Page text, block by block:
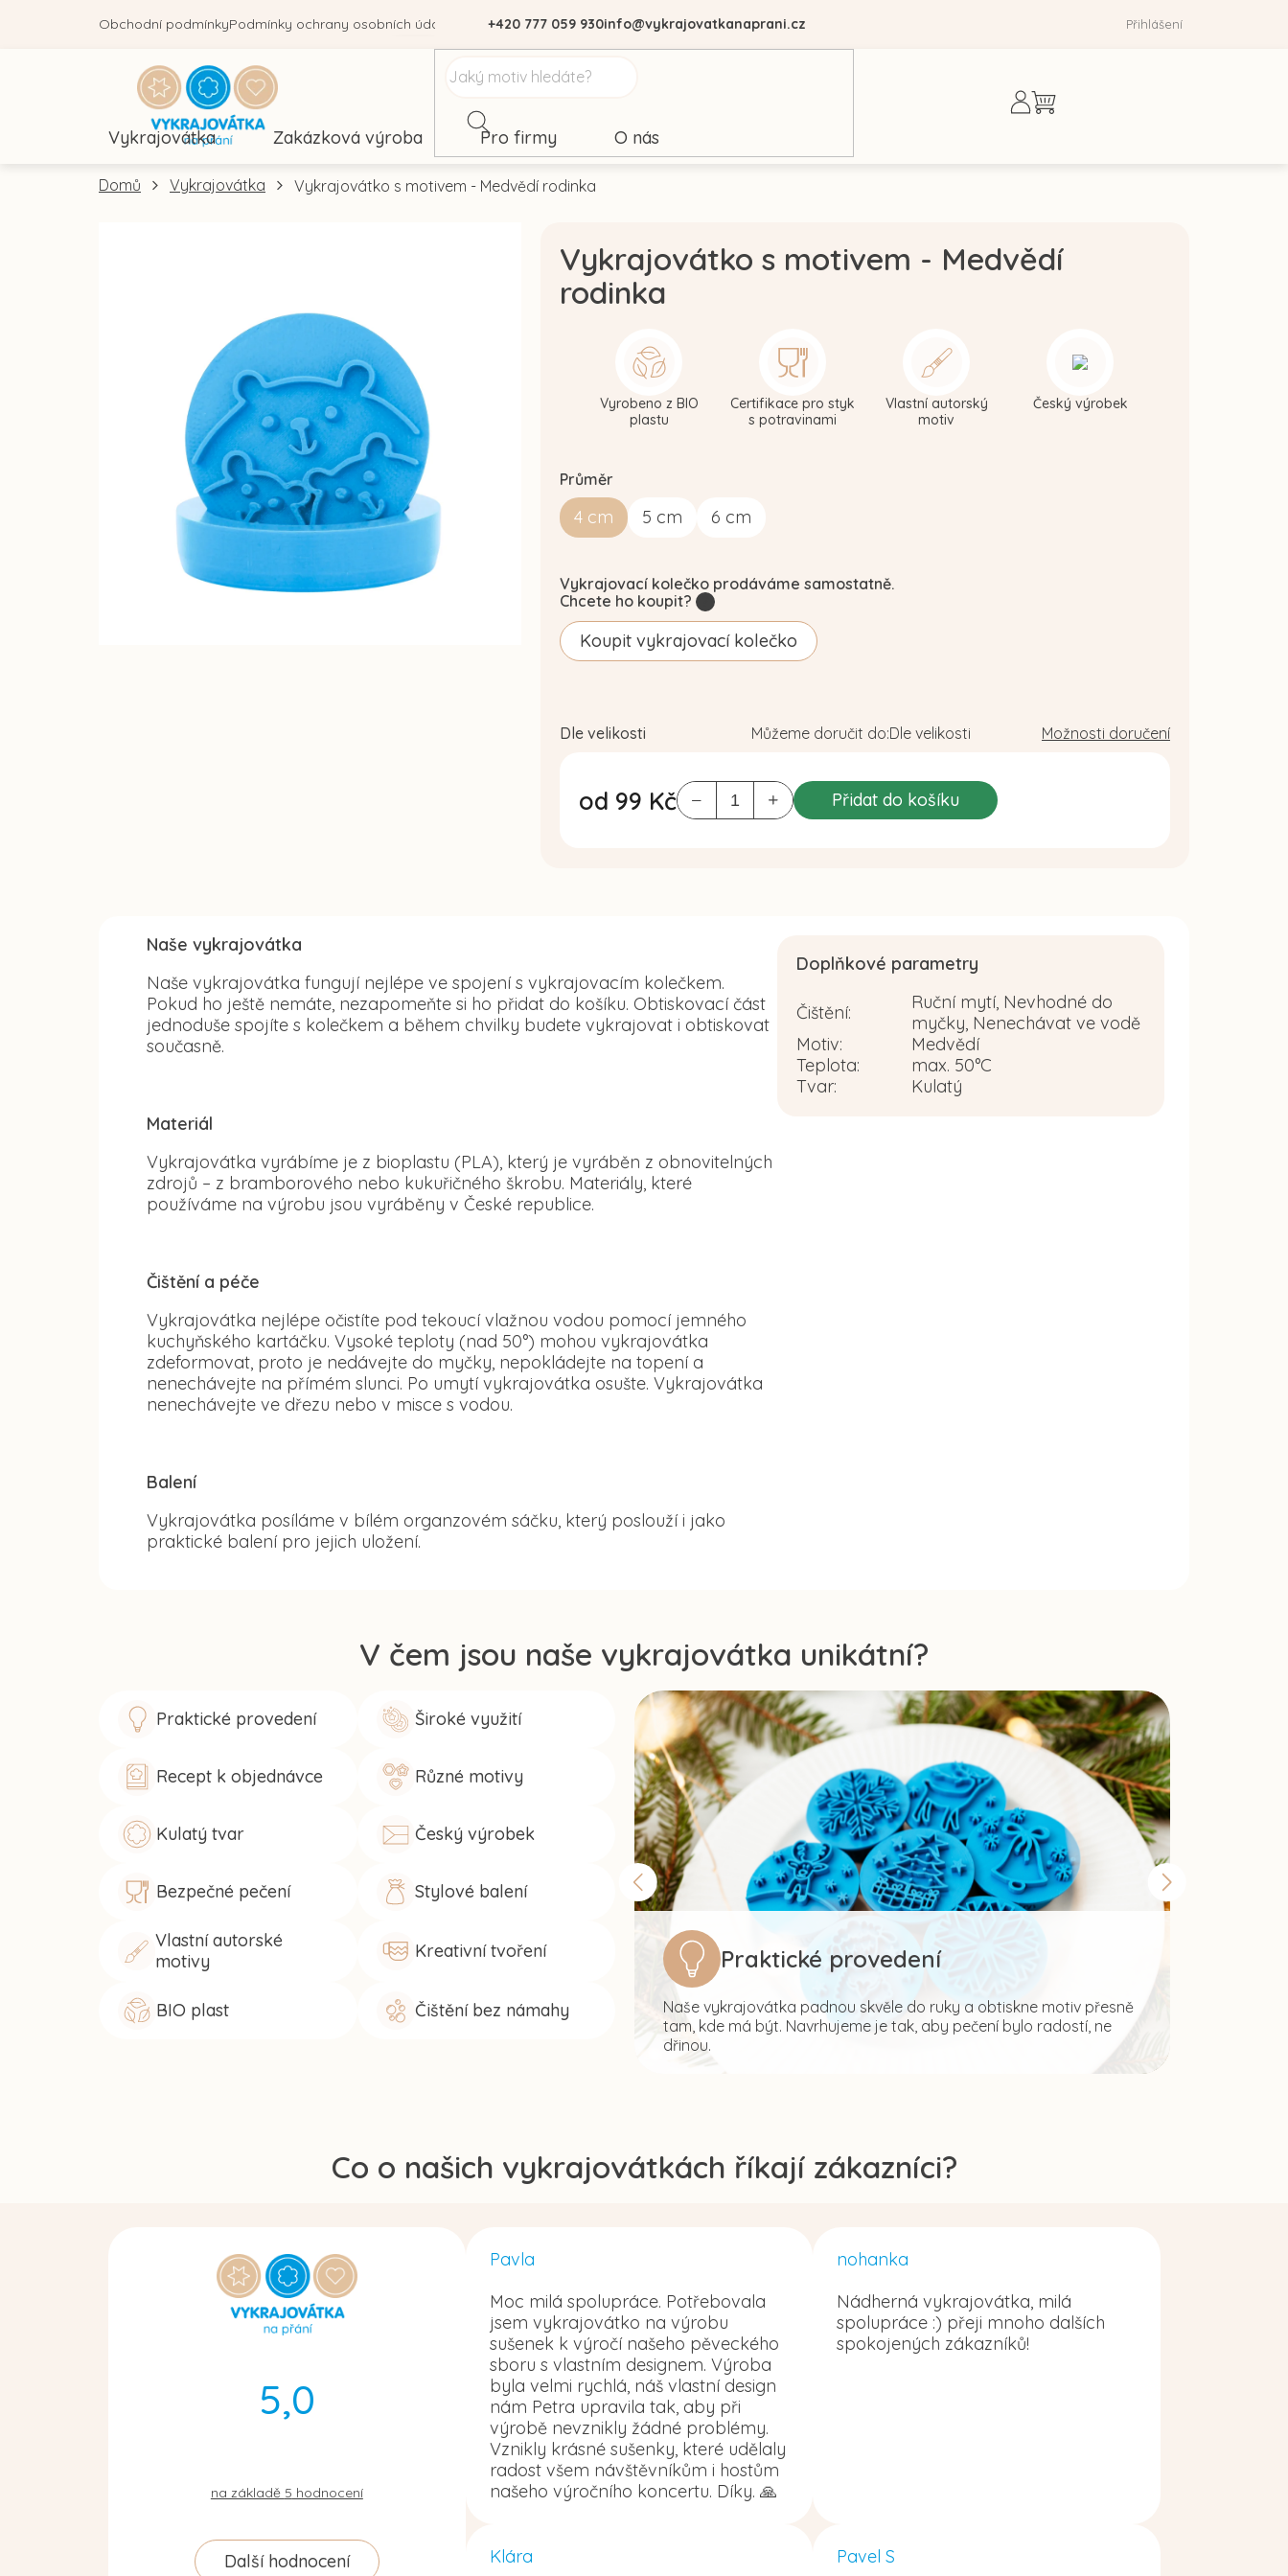
+420 777 059 930info@vykrajovatkanaprani.cz
Obchodní podmínkyPodmínky ochrany osobních údajů Přihlášení
Nákupní
Vykrajovátka Zakázková výroba Pro firmy O nás
Domů Vykrajovátka Vykrajovátko s motivem - Medvědí rodinka
Průměr
4cm 5 cm 6 cm
Vykrajovátko s motivem - Medvědí
rodinka
od 99 Kč Přidat do košíku
Vyrobeno z BIO
plastu
Certifikace pro styk
s potravinami
Vlastní autorský
motiv
Český výrobek
Vykrajovací kolečko prodáváme samostatně.
Chcete ho koupit?
Koupit vykrajovací kolečko
Dle velikosti Můžeme doručit do:Dle velikosti Možnosti doručení
V čem jsou naše vykrajovátka unikátní?
Praktické provedení Široké využití
Recept k objednávce Různé motivy
Kulatý tvar Český výrobek
Bezpečné pečení Stylové balení
Vlastní autorské
motivy
Kreativní tvoření
BIO plast Čištění bez námahy
Praktické provedení
Naše vykrajovátka padnou skvěle do ruky a obtiskne motiv přesně
tam, kde má být. Navrhujeme je tak, aby pečení bylo radostí, ne
dřinou.
Naše vykrajovátka
Naše vykrajovátka fungují nejlépe ve spojení s vykrajovacím kolečkem.
Pokud ho ještě nemáte, nezapomeňte si ho přidat do košíku. Obtiskovací část
jednoduše spojíte s kolečkem a během chvilky budete vykrajovat i obtiskovat
současně.
Materiál
Vykrajovátka vyrábíme je z bioplastu (PLA), který je vyráběn z obnovitelných
zdrojů – z bramborového nebo kukuřičného škrobu. Materiály, které
používáme na výrobu jsou vyráběny v České republice.
Čištění a péče
Vykrajovátka nejlépe očistíte pod tekoucí vlažnou vodou pomocí jemného
kuchyňského kartáčku. Vysoké teploty (nad 50°) mohou vykrajovátka
zdeformovat, proto je nedávejte do myčky, nepokládejte na topení a
nenechávejte na přímém slunci. Po umytí vykrajovátka osušte. Vykrajovátka
nenechávejte ve dřezu nebo v misce s vodou.
Balení
Vykrajovátka posíláme v bílém organzovém sáčku, který poslouží i jako
praktické balení pro jejich uložení.
Doplňkové parametry
Čištění:
Ruční mytí, Nevhodné do
myčky, Nenechávat ve vodě
Motiv:
Medvědí
Teplota:
max. 50°C
Tvar: Kulatý
Co o našich vykrajovátkách říkají zákazníci?
5,0
na základě 5 hodnocení
Další hodnocení
Pavla
Moc milá spolupráce. Potřebovala
jsem vykrajovátko na výrobu
sušenek k výročí našeho pěveckého
sboru s vlastním designem. Výroba
byla velmi rychlá, náš vlastní design
nám Petra upravila tak, aby při
výrobě nevznikly žádné problémy.
Vznikly krásné sušenky, které udělaly
radost všem návštěvníkům i hostům
našeho výročního koncertu. Díky. 🙏
nohanka
Nádherná vykrajovátka, milá
spolupráce :) přeji mnoho dalších
spokojených zákazníků!
Klára
Pavel S